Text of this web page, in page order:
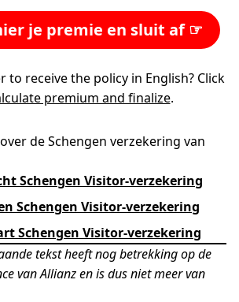
je premie en sluit af ☞
to receive the policy in English? Click
premium and finalize.
de Schengen verzekering van
Schengen Visitor-verzekering
Schengen Visitor-verzekering
Schengen Visitor-verzekering
tekst heeft nog betrekking op de
van Allianz en is dus niet meer van